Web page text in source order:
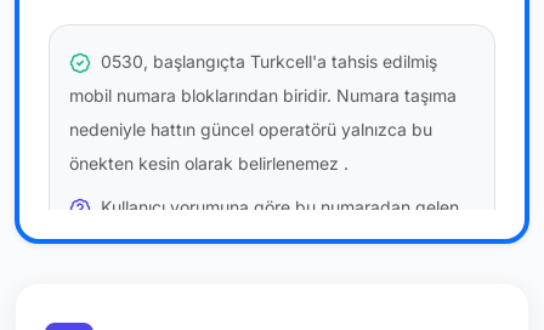
0530, başlangıçta Turkcell'a tahsis edilmiş
mobil numara bloklarından biridir. Numara taşıma
nedeniyle hattın güncel operatörü yalnızca bu
önekten kesin olarak belirlenemez .
Kullanıcı yorumuna göre bu numaradan gelen
çağrılaratemkinli yaklaşmanızönerilir; bu bir site